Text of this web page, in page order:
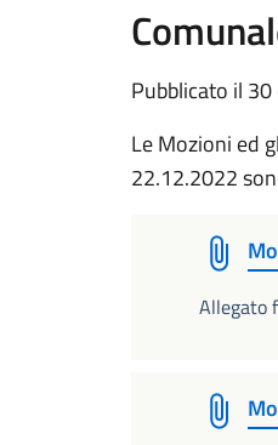
Pubblicato il
Le Mozioni ed
22.12.2022
Allegato